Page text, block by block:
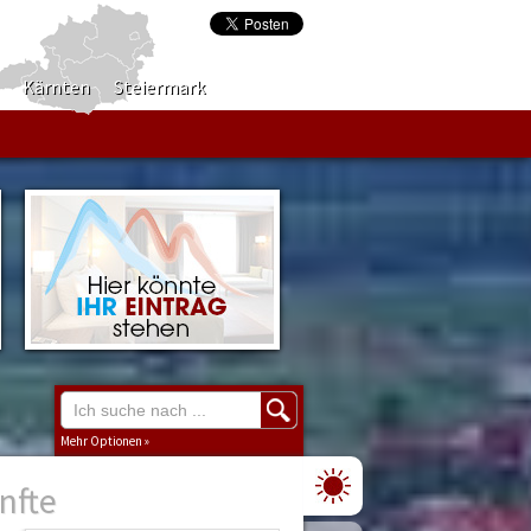
Kärnten
Steiermark
Mehr Optionen »